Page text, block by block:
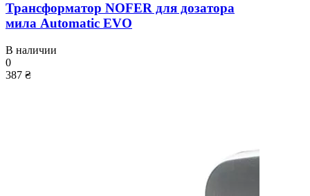
Трансформатор NOFER для дозатора
мила Automatic EVO
В наличии
0
387 ₴